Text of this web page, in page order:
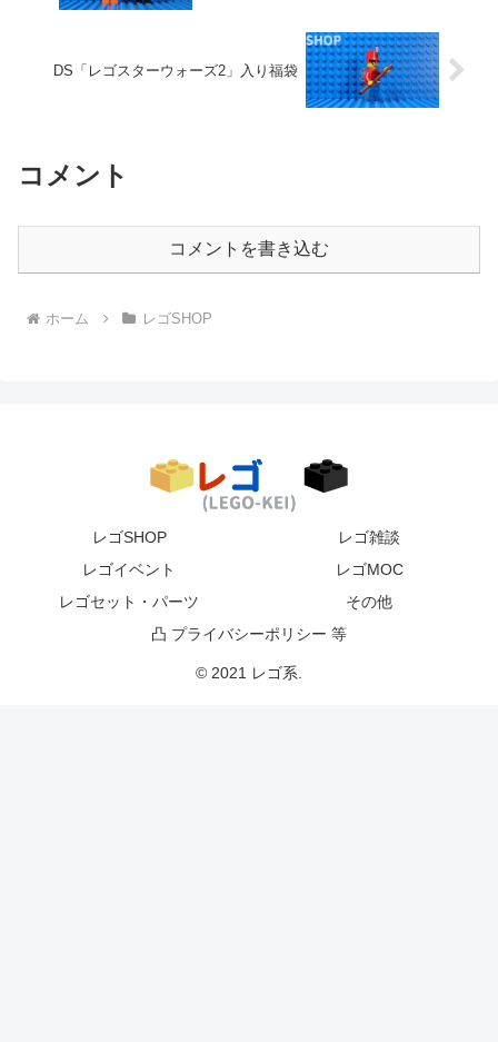
DS「レゴスターウォーズ2」入り福袋
コメント
コメントを書き込む
ホーム レゴSHOP
レゴSHOP
レゴ雑談
レゴイベント
レゴMOC
レゴセット・パーツ
その他
凸 プライバシーポリシー 等
© 2021 レゴ系.